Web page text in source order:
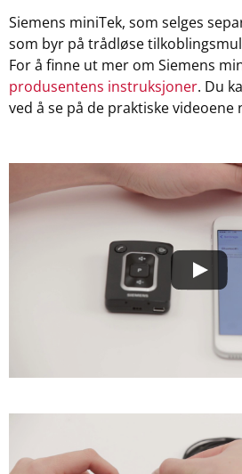
Siemens miniTek, som selges
som byr på trådløse
For å finne ut mer om Siemens
produsentens instruksjoner. Du
ved å se på de praktiske videoene